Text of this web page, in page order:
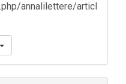
annalilettere/articl